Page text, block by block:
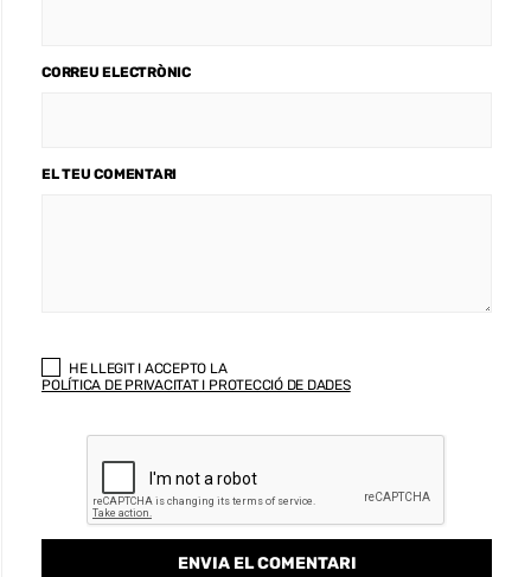
CORREU ELECTRÒNIC
EL TEU COMENTARI
HE LLEGIT I ACCEPTO LA
POLÍTICA DE PRIVACITAT I PROTECCIÓ DE DADES